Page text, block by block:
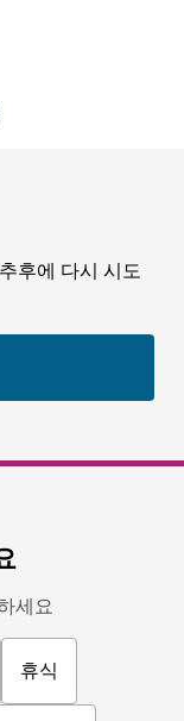
후에 다시 시도
세요
휴식